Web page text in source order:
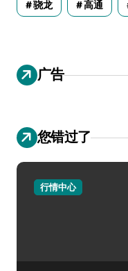
骁龙 高通
广告
您错过了
行情中心